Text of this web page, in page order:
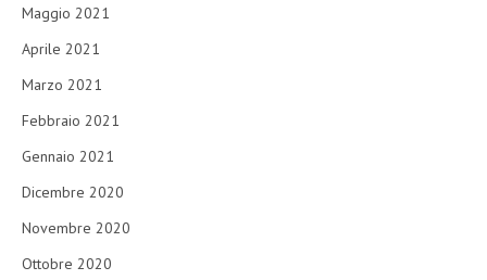
Maggio 2021
Aprile 2021
Marzo 2021
Febbraio 2021
Gennaio 2021
Dicembre 2020
Novembre 2020
Ottobre 2020